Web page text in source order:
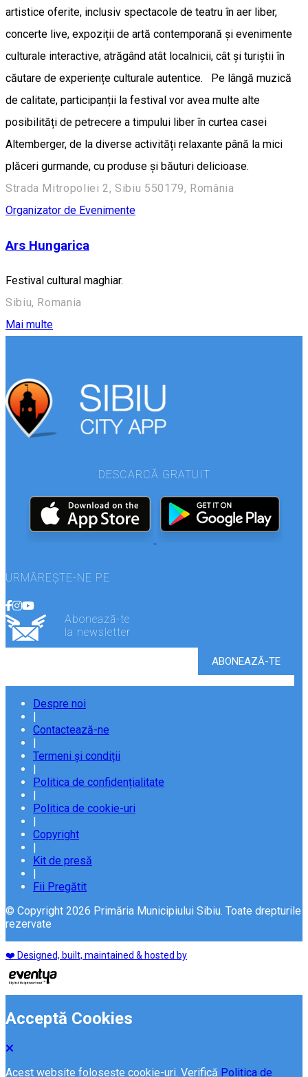
artistice oferite, inclusiv spectacole de teatru în aer liber,
concerte live, expoziții de artă contemporană și evenimente
culturale interactive, atrăgând atât localnicii, cât și turiștii în
căutare de experiențe culturale autentice. Pe lângă muzică
de calitate, participanții la festival vor avea multe alte
posibilități de petrecere a timpului liber în curtea casei
Altemberger, de la diverse activități relaxante până la mici
plăceri gurmande, cu produse și băuturi delicioase.
Strada Mitropoliei 2, Sibiu 550179, România
Organizator de Evenimente
Ars Hungarica
Festival cultural maghiar.
Sibiu, Romania
Mai multe
DESCARCĂ GRATUIT
URMĂREȘTE-NE PE
Abonează-te
la newsletter
Despre noi
|
Contactează-ne
|
Termeni și condiții
|
Politica de confidențialitate
|
Politica de cookie-uri
|
Copyright
|
Kit de presă
|
Fii Pregătit
© Copyright 2026 Primăria Municipiului Sibiu. Toate drepturile
rezervate
❤️ Designed, built, maintained & hosted by
Acceptă Cookies
Acest website folosește cookie-uri. Verifică Politica de